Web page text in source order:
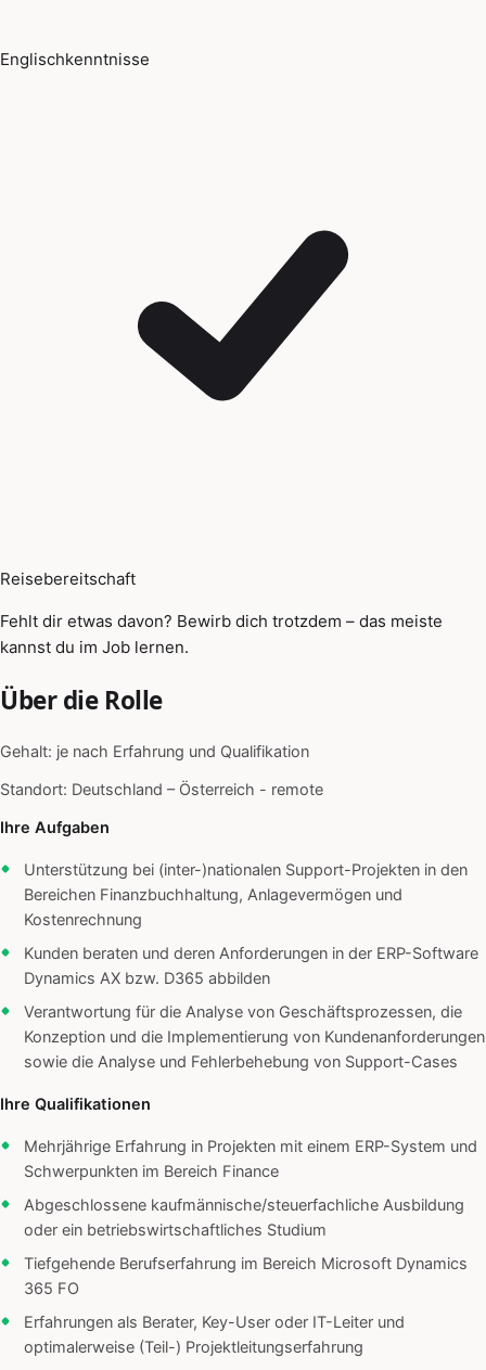
Englischkenntnisse
Reisebereitschaft
Fehlt dir etwas davon? Bewirb dich trotzdem – das meiste
kannst du im Job lernen.
Über die Rolle
Gehalt: je nach Erfahrung und Qualifikation
Standort: Deutschland – Österreich - remote
Ihre Aufgaben
Unterstützung bei (inter-)nationalen Support-Projekten in den
Bereichen Finanzbuchhaltung, Anlagevermögen und
Kostenrechnung
Kunden beraten und deren Anforderungen in der ERP-Software
Dynamics AX bzw. D365 abbilden
Verantwortung für die Analyse von Geschäftsprozessen, die
Konzeption und die Implementierung von Kundenanforderungen
sowie die Analyse und Fehlerbehebung von Support-Cases
Ihre Qualifikationen
Mehrjährige Erfahrung in Projekten mit einem ERP-System und
Schwerpunkten im Bereich Finance
Abgeschlossene kaufmännische/steuerfachliche Ausbildung
oder ein betriebswirtschaftliches Studium
Tiefgehende Berufserfahrung im Bereich Microsoft Dynamics
365 FO
Erfahrungen als Berater, Key-User oder IT-Leiter und
optimalerweise (Teil-) Projektleitungserfahrung